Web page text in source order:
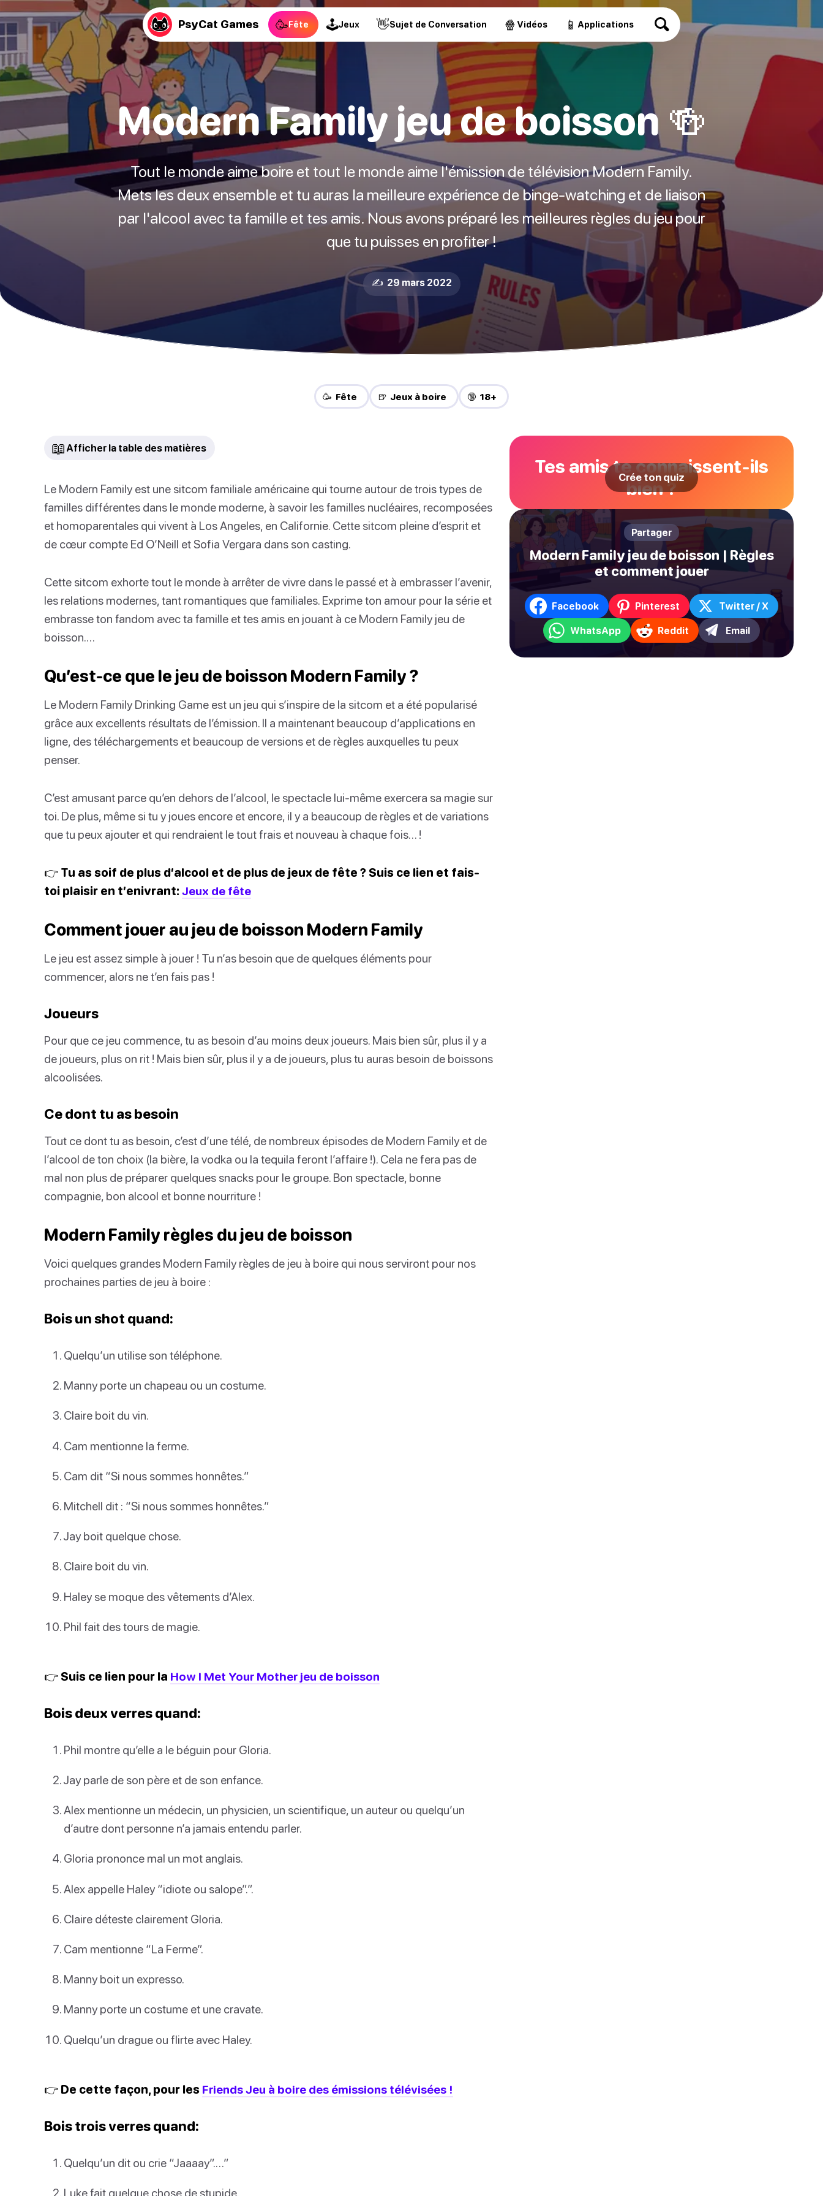
PsyCat Games 🥳Fête 🕹Jeux 👋Sujet de Conversation 🍿 Vidéos 📱 Applications
Modern Family jeu de boisson 🍻
Tout le monde aime boire et tout le monde aime l'émission de télévision Modern Family.
Mets les deux ensemble et tu auras la meilleure expérience de binge-watching et de liaison
par l'alcool avec ta famille et tes amis. Nous avons préparé les meilleures règles du jeu pour
que tu puisses en profiter !
✍️ 29 mars 2022
🥳 Fête 🍺 Jeux à boire 🔞 18+
📖 Afficher la table des matières
Le Modern Family est une sitcom familiale américaine qui tourne autour de trois types de
familles différentes dans le monde moderne, à savoir les familles nucléaires, recomposées
et homoparentales qui vivent à Los Angeles, en Californie. Cette sitcom pleine d’esprit et
de cœur compte Ed O’Neill et Sofia Vergara dans son casting.
Cette sitcom exhorte tout le monde à arrêter de vivre dans le passé et à embrasser l’avenir,
les relations modernes, tant romantiques que familiales. Exprime ton amour pour la série et
embrasse ton fandom avec ta famille et tes amis en jouant à ce Modern Family jeu de
boisson.…
Qu’est-ce que le jeu de boisson Modern Family ?
Le Modern Family Drinking Game est un jeu qui s’inspire de la sitcom et a été popularisé
grâce aux excellents résultats de l’émission. Il a maintenant beaucoup d’applications en
ligne, des téléchargements et beaucoup de versions et de règles auxquelles tu peux
penser.
C’est amusant parce qu’en dehors de l’alcool, le spectacle lui-même exercera sa magie sur
toi. De plus, même si tu y joues encore et encore, il y a beaucoup de règles et de variations
que tu peux ajouter et qui rendraient le tout frais et nouveau à chaque fois… !
👉 Tu as soif de plus d’alcool et de plus de jeux de fête ? Suis ce lien et fais-
toi plaisir en t’enivrant: Jeux de fête
Comment jouer au jeu de boisson Modern Family
Le jeu est assez simple à jouer ! Tu n’as besoin que de quelques éléments pour
commencer, alors ne t’en fais pas !
Joueurs
Pour que ce jeu commence, tu as besoin d’au moins deux joueurs. Mais bien sûr, plus il y a
de joueurs, plus on rit ! Mais bien sûr, plus il y a de joueurs, plus tu auras besoin de boissons
alcoolisées.
Ce dont tu as besoin
Tout ce dont tu as besoin, c’est d’une télé, de nombreux épisodes de Modern Family et de
l’alcool de ton choix (la bière, la vodka ou la tequila feront l’affaire !). Cela ne fera pas de
mal non plus de préparer quelques snacks pour le groupe. Bon spectacle, bonne
compagnie, bon alcool et bonne nourriture !
Modern Family règles du jeu de boisson
Voici quelques grandes Modern Family règles de jeu à boire qui nous serviront pour nos
prochaines parties de jeu à boire :
Bois un shot quand:
Quelqu’un utilise son téléphone.
Manny porte un chapeau ou un costume.
Claire boit du vin.
Cam mentionne la ferme.
Cam dit “Si nous sommes honnêtes.”
Mitchell dit : “Si nous sommes honnêtes.”
Jay boit quelque chose.
Claire boit du vin.
Haley se moque des vêtements d’Alex.
Phil fait des tours de magie.
👉 Suis ce lien pour la How I Met Your Mother jeu de boisson
Bois deux verres quand:
Phil montre qu’elle a le béguin pour Gloria.
Jay parle de son père et de son enfance.
Alex mentionne un médecin, un physicien, un scientifique, un auteur ou quelqu’un
d’autre dont personne n’a jamais entendu parler.
Gloria prononce mal un mot anglais.
Alex appelle Haley “idiote ou salope”.”.
Claire déteste clairement Gloria.
Cam mentionne “La Ferme”.
Manny boit un expresso.
Manny porte un costume et une cravate.
Quelqu’un drague ou flirte avec Haley.
👉 De cette façon, pour les Friends Jeu à boire des émissions télévisées !
Bois trois verres quand:
Quelqu’un dit ou crie “Jaaaay”.…”
Luke fait quelque chose de stupide.
Tes amis te connaissent-ils
bien ?
Crée ton quiz
Partager
Modern Family jeu de boisson | Règles
et comment jouer
Facebook Pinterest Twitter / X
WhatsApp Reddit Email